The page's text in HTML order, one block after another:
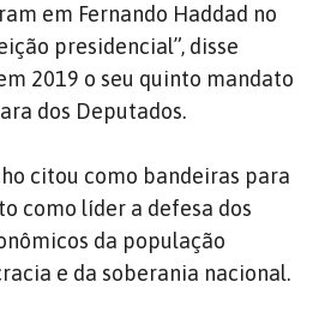
em Fernando Haddad no
presidencial”, disse
2019 o seu quinto mandato
dos Deputados.
citou como bandeiras para
como líder a defesa dos
da população
e da soberania nacional.